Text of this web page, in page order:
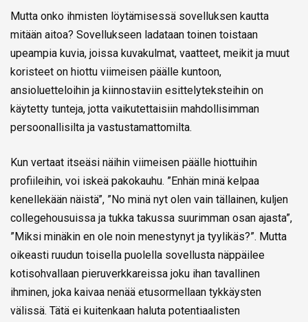
Mutta onko ihmisten löytämisessä sovelluksen kautta
mitään aitoa? Sovellukseen ladataan toinen toistaan
upeampia kuvia, joissa kuvakulmat, vaatteet, meikit ja muut
koristeet on hiottu viimeisen päälle kuntoon,
ansioluetteloihin ja kiinnostaviin esittelyteksteihin on
käytetty tunteja, jotta vaikutettaisiin mahdollisimman
persoonallisilta ja vastustamattomilta.
Kun vertaat itseäsi näihin viimeisen päälle hiottuihin
profiileihin, voi iskeä pakokauhu. ”Enhän minä kelpaa
kenellekään näistä”, ”No minä nyt olen vain tällainen, kuljen
collegehousuissa ja tukka takussa suurimman osan ajasta”,
”Miksi minäkin en ole noin menestynyt ja tyylikäs?”. Mutta
oikeasti ruudun toisella puolella sovellusta näppäilee
kotisohvallaan pieruverkkareissa joku ihan tavallinen
ihminen, joka kaivaa nenää etusormellaan tykkäysten
välissä. Tätä ei kuitenkaan haluta potentiaalisten